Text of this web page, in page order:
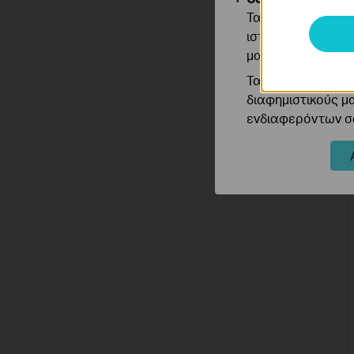
Τα cookie
ιστότοπό μας
μας.
Τα διαφημιστικά
διαφημιστικούς
ενδιαφερόντων